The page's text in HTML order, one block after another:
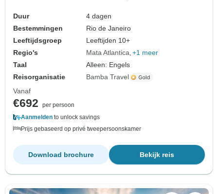
Duur
4 dagen
Bestemmingen
Rio de Janeiro
Leeftijdsgroep
Leeftijden 10+
Regio's
Mata Atlantica +1 meer
Taal
Alleen: Engels
Reisorganisatie
Bamba Travel
Vanaf
€692
per persoon
Aanmelden to unlock savings
Prijs gebaseerd op privé tweepersoonskamer
Bekijk reis
Download brochure